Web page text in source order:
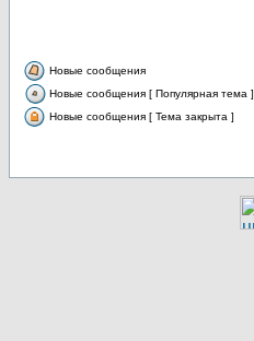
Новые сообщения
Новые сообщения [ Популярная тема ]
Новые сообщения [ Тема закрыта ]